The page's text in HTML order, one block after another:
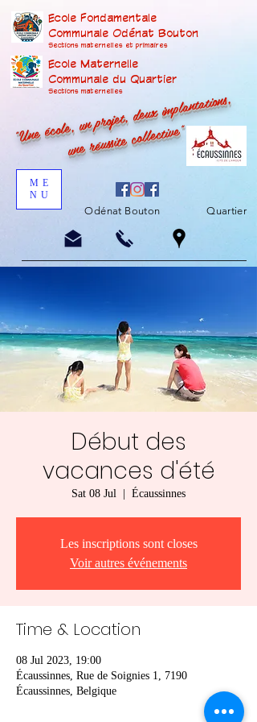
Ecole Fondamentale
Communale Odénat Bouton
Sections maternelles et primaires
Ecole Maternelle
Communale du Quartier
Sections maternelles
"Une école, un projet, deux implantations,
une réussite collective"
ME
NU
Odénat Bouton Quartier
Début des
vacances d'été
Sat 08 Jul Écaussinnes
Les inscriptions sont closes
Voir autres événements
Time & Location
08 Jul 2023, 19:00
Écaussinnes, Rue de Soignies 1, 7190
Écaussinnes, Belgique